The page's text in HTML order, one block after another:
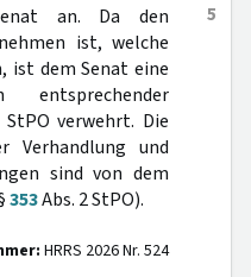
5
an. Da den
ist, welche
ist dem Senat eine
verwehrt. Die
Verhandlung und
sind von dem
353Abs. 2 StPO).
HRRS 2026 Nr. 524